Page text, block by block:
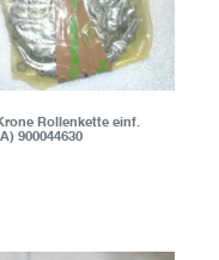
Rollenkette einf.
900044630